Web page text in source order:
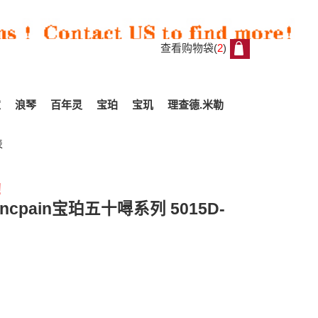
查看购物袋(2)
浪琴 百年灵 宝珀 宝玑 理查德.米勒
宝珀五十噚系列 5015D-